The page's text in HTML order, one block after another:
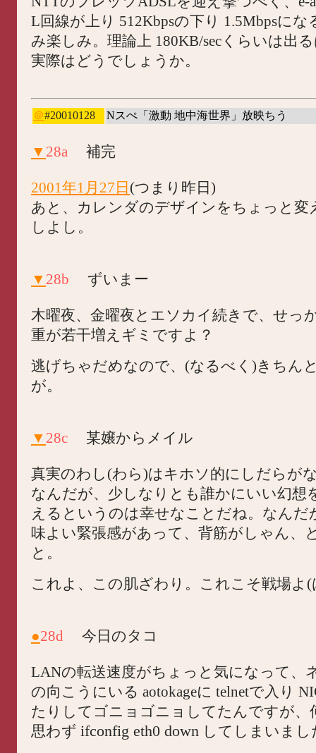
L回線が上り 512Kbpsの下り 1.5Mbpsにな
み楽しみ。理論上 180KB/secくらいは出
実際はどうでしょうか。
＠#20010128 Nスぺ「激動 地中海世界」放映ちう
▼ 28a 補完
2001年1月27日 (つまり昨日)
あと、カレンダのデザインをちょっと変
しよし。
▼ 28b ずいまー
木曜夜、金曜夜とエソカイ続きで、せっ
重が若干増えギミですよ？
逃げちゃだめなので、(なるべく)きちん
が。
▼ 28c 某嬢からメイル
真実のわし(わら)はキホソ的にしだらが
なんだが、少しなりとも誰かにいい幻想
えるというのは幸せなことだね。なんだ
味よい緊張感があって、背筋がしゃん、
と。
これよ、この肌ざわり。これこそ戦場よ(
●28d 今日のタコ
LANの転送速度がちょっと気になって、
の向こうにいる aotokageに telnetで入り
たりしてゴニョゴニョしてたんですが、
思わず ifconfig eth0 down してしまいまし